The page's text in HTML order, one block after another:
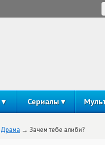
Сериалы
Драма Зачем тебе алиби?